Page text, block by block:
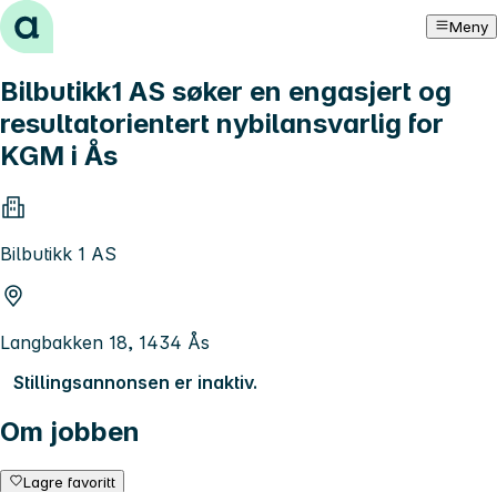
Hopp til innhold Meny
Bilbutikk1 AS søker en engasjert og
resultatorientert nybilansvarlig for
KGM i Ås
Bilbutikk 1 AS
Langbakken 18, 1434 Ås
Stillingsannonsen er inaktiv.
Om jobben
Lagre favoritt